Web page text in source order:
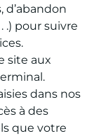
d’abandon
.) pour suivre
site aux
dans nos
à des
que votre